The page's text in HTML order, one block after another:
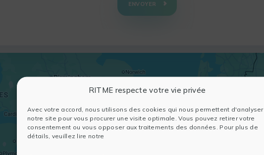
RITME respecte votre vie privée
Avec votre accord, nous utilisons des cookies qui nous permettent d'analyser
notre site pour vous procurer une visite optimale. Vous pouvez retirer votre
consentement ou vous opposer aux traitements des données. Pour plus de
détails, veuillez lire notre
ENVOYER